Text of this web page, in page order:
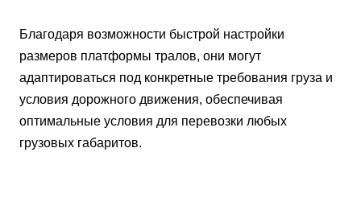
Благодаря возможности быстрой настройки
размеров платформы тралов, они могут
адаптироваться под конкретные требования груза и
условия дорожного движения, обеспечивая
оптимальные условия для перевозки любых
грузовых габаритов.